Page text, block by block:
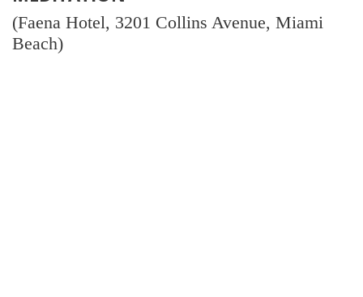
(Faena Hotel, 3201 Collins Avenue, Miami
Beach)